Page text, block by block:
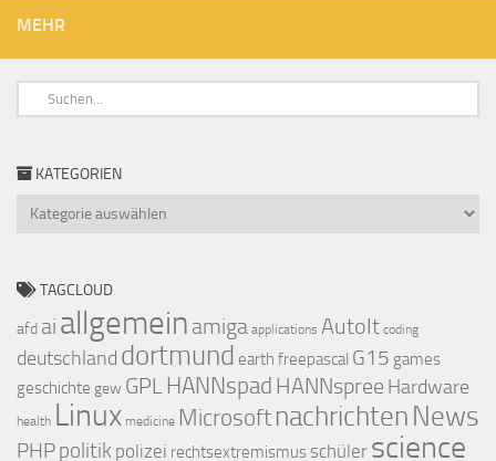
MEHR
KATEGORIEN
TAGCLOUD
afd ai allgemein amiga applications AutoIt coding
deutschland dortmund earth freepascal G15 games
geschichte gew GPL HANNspad HANNspree Hardware
health Linux medicine Microsoft nachrichten News
PHPpolitik polizei rechtsextremismus schüler science